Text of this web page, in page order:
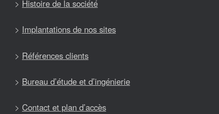
> Histoire de la société
> Implantations de nos sites
> Références clients
> Bureau d’étude et d’ingénierie
> Contact et plan d’accès